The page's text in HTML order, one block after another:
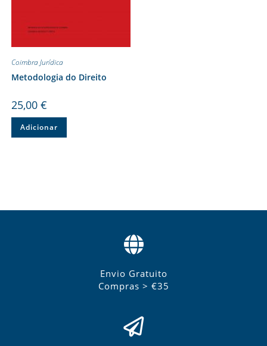
Coimbra Jurídica
Metodologia do Direito
25,00 €
Adicionar
Envio Gratuito
Compras > €35